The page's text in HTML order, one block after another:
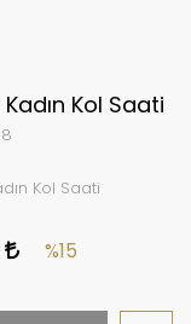
Kol Saati
Kol Saati
%15